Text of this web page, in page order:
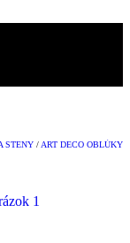
STENY / ART DECO OBLÚKY